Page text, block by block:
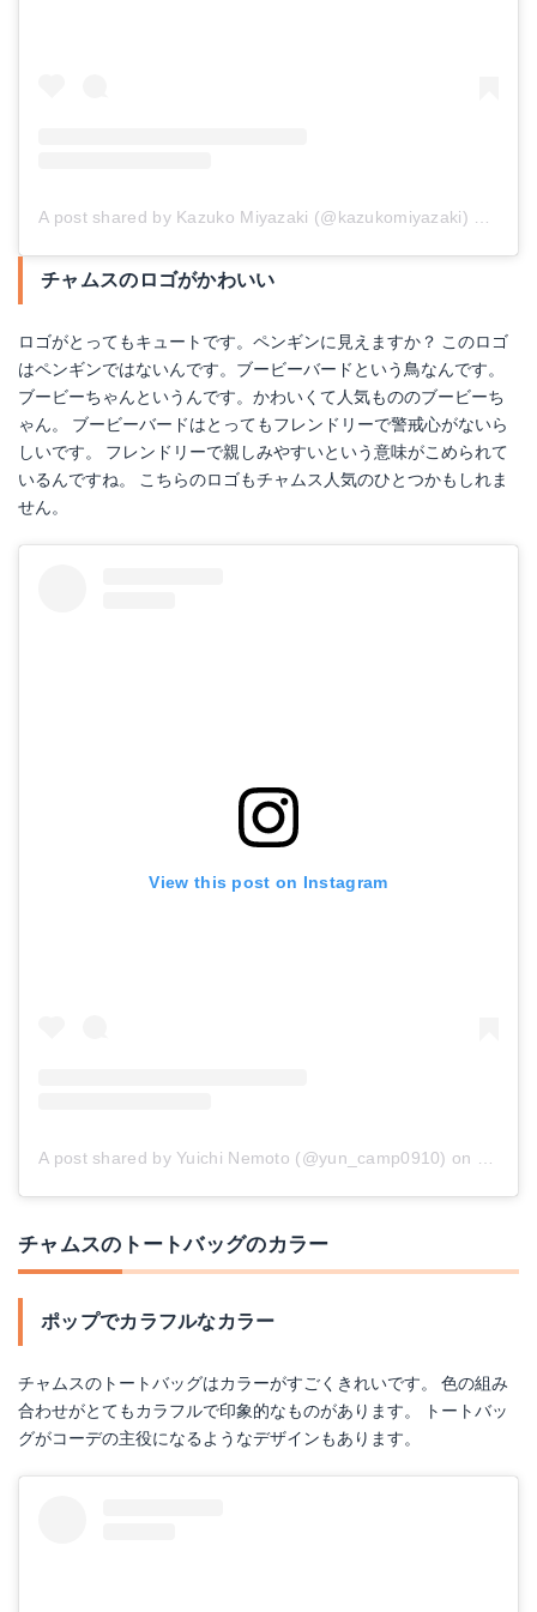
A post shared by Kazuko Miyazaki (@kazukomiyazaki)
チャムスのロゴがかわいい
ロゴがとってもキュートです。ペンギンに見えますか？ このロゴ
はペンギンではないんです。ブービーバードという鳥なんです。
ブービーちゃんというんです。かわいくて人気もののブービーち
ゃん。 ブービーバードはとってもフレンドリーで警戒心がないら
しいです。 フレンドリーで親しみやすいという意味がこめられて
いるんですね。 こちらのロゴもチャムス人気のひとつかもしれま
せん。
View this post on Instagram
A post shared by Yuichi Nemoto (@yun_camp0910) on Dec
チャムスのトートバッグのカラー
ポップでカラフルなカラー
チャムスのトートバッグはカラーがすごくきれいです。 色の組み
合わせがとてもカラフルで印象的なものがあります。 トートバッ
グがコーデの主役になるようなデザインもあります。